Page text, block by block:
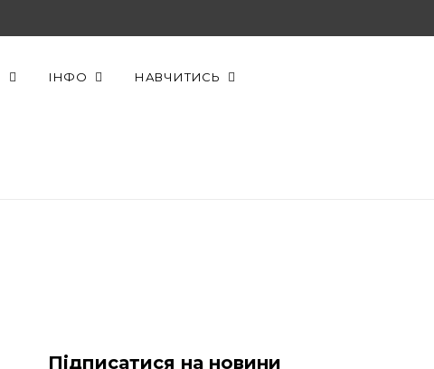
F X Y
ІНФО НАВЧИТИСЬ
Підписатися на новини